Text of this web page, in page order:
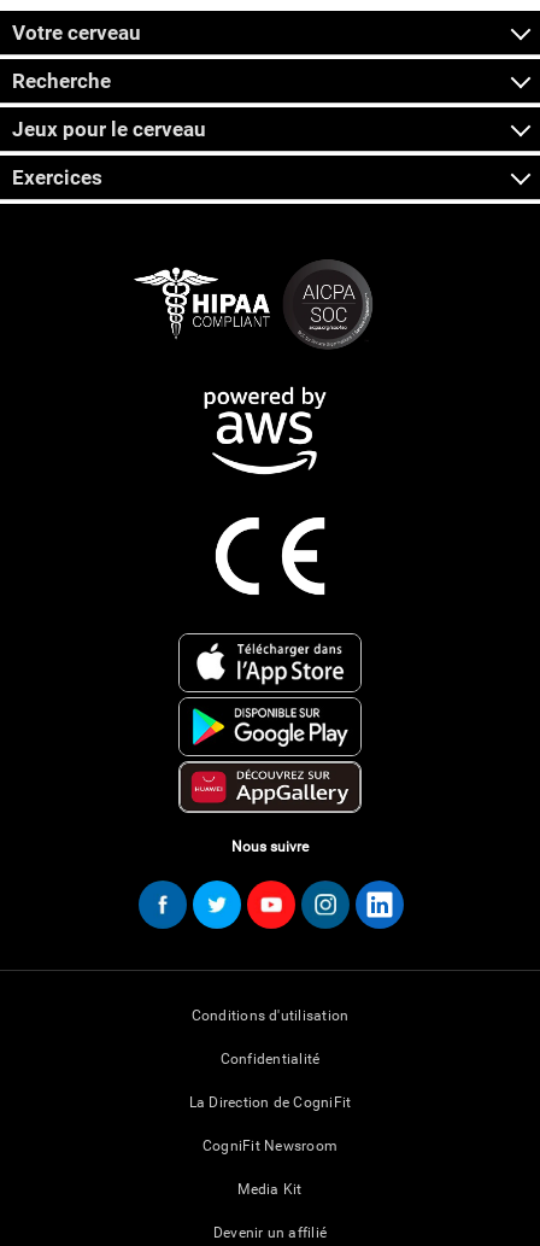
Votre cerveau
Recherche
Jeux pour le cerveau
Exercices
Nous suivre
Conditions d'utilisation
Confidentialité
La Direction de CogniFit
CogniFit Newsroom
Media Kit
Devenir un affilié